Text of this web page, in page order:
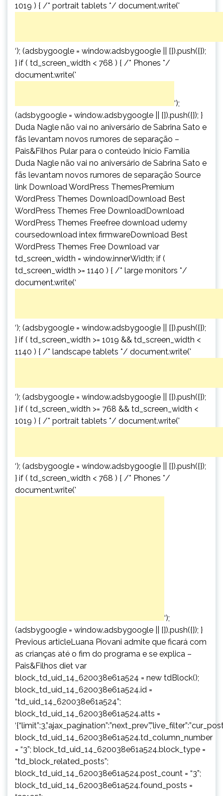
1019 ) { /* portrait tablets */ document.write('
‘); (adsbygoogle = window.adsbygoogle || []).push({});
} if ( td_screen_width < 768 ) { /* Phones */
document.write('
‘);
(adsbygoogle = window.adsbygoogle || []).push({}); }
Duda Nagle não vai no aniversário de Sabrina Sato e
fãs levantam novos rumores de separação –
Pais&Filhos Pular para o conteúdo Início Família
Duda Nagle não vai no aniversário de Sabrina Sato e
fãs levantam novos rumores de separação Source
link Download WordPress ThemesPremium
WordPress Themes DownloadDownload Best
WordPress Themes Free DownloadDownload
WordPress Themes Freefree download udemy
coursedownload intex firmwareDownload Best
WordPress Themes Free Download var
td_screen_width = window.innerWidth; if (
td_screen_width >= 1140 ) { /* large monitors */
document.write(‘
‘); (adsbygoogle = window.adsbygoogle || []).push({});
} if ( td_screen_width >= 1019 && td_screen_width <
1140 ) { /* landscape tablets */ document.write('
‘); (adsbygoogle = window.adsbygoogle || []).push({});
} if ( td_screen_width >= 768 && td_screen_width <
1019 ) { /* portrait tablets */ document.write('
‘); (adsbygoogle = window.adsbygoogle || []).push({});
} if ( td_screen_width < 768 ) { /* Phones */
document.write('
‘);
(adsbygoogle = window.adsbygoogle || []).push({}); }
Previous articleLuana Piovani admite que ficará com
as crianças até o fim do programa e se explica –
Pais&Filhos diet var
block_td_uid_14_620038e61a524 = new tdBlock();
block_td_uid_14_620038e61a524.id =
“td_uid_14_620038e61a524”;
block_td_uid_14_620038e61a524.atts =
block_td_uid_14_620038e61a524.td_column_number
= “3”; block_td_uid_14_620038e61a524.block_type =
“td_block_related_posts”;
block_td_uid_14_620038e61a524.post_count = “3”;
block_td_uid_14_620038e61a524.found_posts =